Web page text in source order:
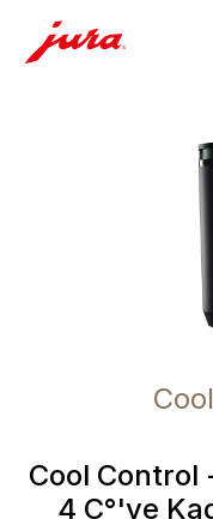
Cool Control
4 C°'ye